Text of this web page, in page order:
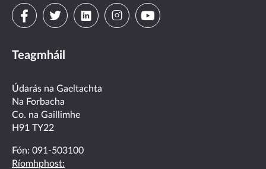
Visit
on
facebook
Visit
on
twitter
Visit
linkedin
VisitVisit
Teagmháil
Údarás na Gaeltachta
Na Forbacha
Co. na Gaillimhe
H91 TY22
Fón: 091-503100
Ríomhphost: